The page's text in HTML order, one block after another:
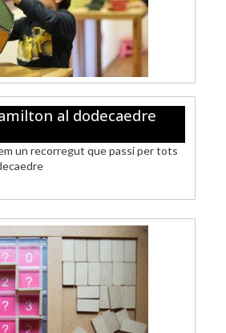
al dodecaedre
un recorregut que passi per tots